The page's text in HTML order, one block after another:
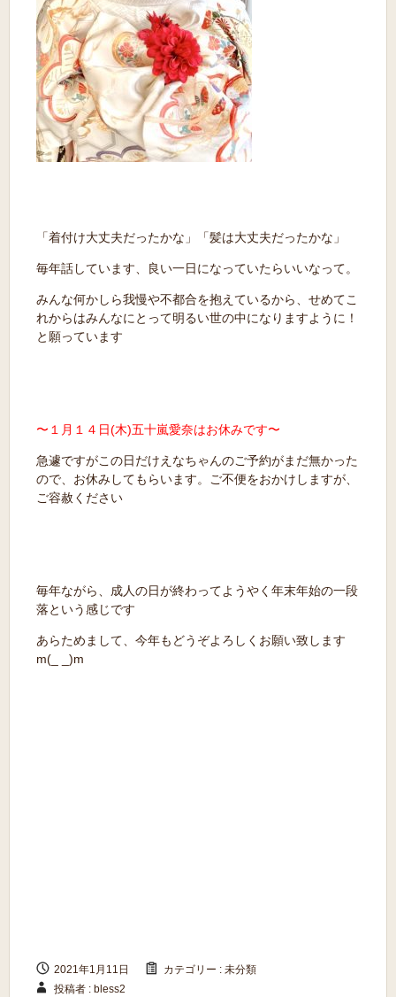
「着付け大丈夫だったかな」「髪は大丈夫だったかな」
毎年話しています、良い一日になっていたらいいなって。
みんな何かしら我慢や不都合を抱えているから、せめてこ
れからはみんなにとって明るい世の中になりますように！
と願っています
〜１月１４日(木)五十嵐愛奈はお休みです〜
急遽ですがこの日だけえなちゃんのご予約がまだ無かった
ので、お休みしてもらいます。ご不便をおかけしますが、
ご容赦ください
毎年ながら、成人の日が終わってようやく年末年始の一段
落という感じです
あらためまして、今年もどうぞよろしくお願い致します
m(_ _)m
2021年1月11日 カテゴリー : 未分類
投稿者 : bless2